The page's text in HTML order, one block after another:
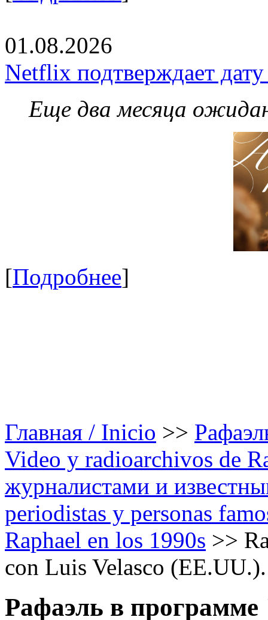
01.08.2026
Netflix подтверждает
Еще два месяца
[Подробнее]
Главная / Inicio >>
Video y radioarchivos de
журналистами и
periodistas y personas
Raphael en los 1990s >>
con Luis Velasco
Рафаэль в